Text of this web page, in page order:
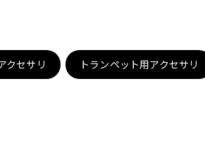
クセサリ トランペット用アクセサリ